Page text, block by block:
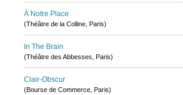
À Notre Place
(Théâtre de la Colline, Paris)
In The Brain
(Théâtre des Abbesses, Paris)
Clair-Obscur
(Bourse de Commerce, Paris)